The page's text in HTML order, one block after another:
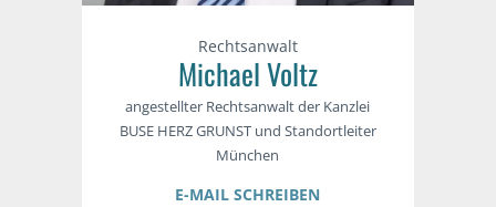
Rechtsanwalt
Michael Voltz
angestellter Rechtsanwalt der Kanzlei
BUSE HERZ GRUNST und Standortleiter
München
E-MAIL SCHREIBEN